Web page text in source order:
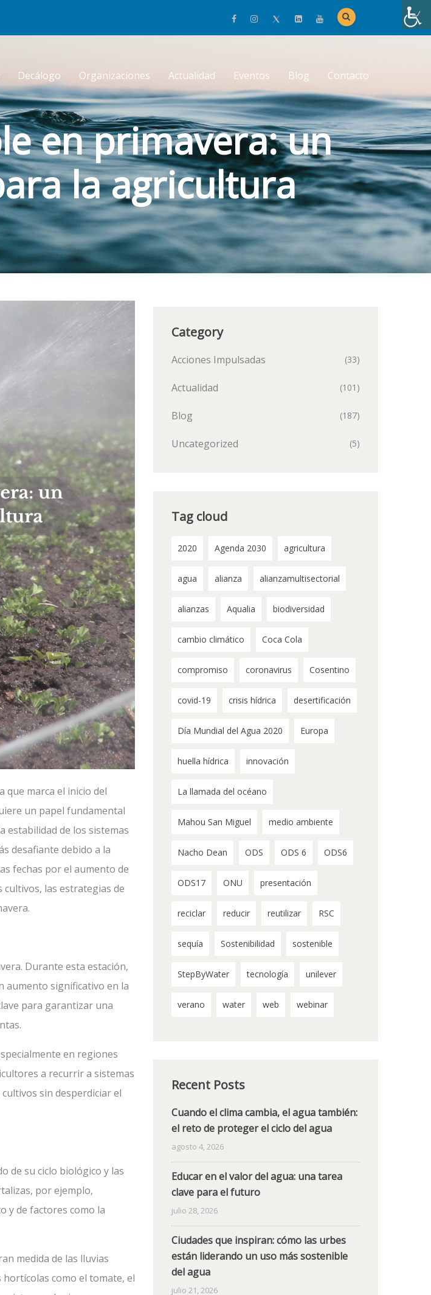
Decálogo Organizaciones Actualidad Eventos Blog Contacto
en primavera: un
la agricultura
que marca el inicio del
un papel fundamental
estabilidad de los sistemas
desafiante debido a la
fechas por el aumento de
cultivos, las estrategias de
Durante esta estación,
aumento significativo en la
para garantizar una
en regiones
a recurrir a sistemas
sin desperdiciar el
de su ciclo biológico y las
por ejemplo,
y de factores como la
medida de las lluvias
como el tomate, el
Category
Acciones Impulsadas (33)
Actualidad (101)
Blog (187)
Uncategorized (5)
Tag cloud
2020 Agenda 2030 agricultura
agua alianza alianzamultisectorial
alianzas Aqualia biodiversidad
cambio climático Coca Cola
compromiso coronavirus Cosentino
covid-19 crisis hídrica desertificación
Día Mundial del Agua 2020 Europa
huella hídrica innovación
La llamada del océano
Mahou San Miguel medio ambiente
Nacho Dean ODS ODS 6 ODS6
ODS17 ONU presentación
reciclar reducir reutilizar RSC
sequía Sostenibilidad sostenible
StepByWater tecnología unilever
verano water web webinar
Recent Posts
Cuando el clima cambia, el agua también:
el reto de proteger el ciclo del agua
agosto 4, 2026
Educar en el valor del agua: una tarea
clave para el futuro
julio 28, 2026
Ciudades que inspiran: cómo las urbes
están liderando un uso más sostenible
del agua
julio 21, 2026